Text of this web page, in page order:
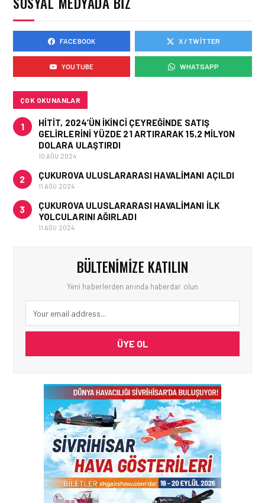
HAVACILIK • 05 AĞU 2026
YAKIT MALIYETLERINDEKI
YÜZDE 46’LIK ARTIŞA
KARŞI HANGI ÖNLEMLER
FACEBOOK X / TWITTER
YOUTUBE WHATSAPP
ÇOK OKUNANLAR
1
HITIT, 2024’ÜN IKINCI ÇEYREĞINDE SATIŞ
GELIRLERINI YÜZDE 21 ARTIRARAK 15,2 MILYON
DOLARA ULAŞTIRDI
10 AĞU 2024
2 ÇUKUROVA ULUSLARARASI HAVALIMANI AÇILDI
11 AĞU 2024
3
ÇUKUROVA ULUSLARARASI HAVALIMANI İLK
YOLCULARINI AĞIRLADI
11 AĞU 2024
BÜLTENIMIZE KATILIN
Yeni haberlerden anında haberdar olun
ÜYE OL